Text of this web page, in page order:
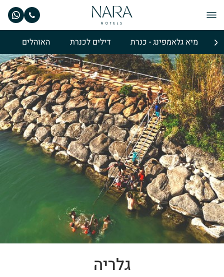
מיא גלאמפינג - כנרת דילים לכנרת האוהלים
גלריה